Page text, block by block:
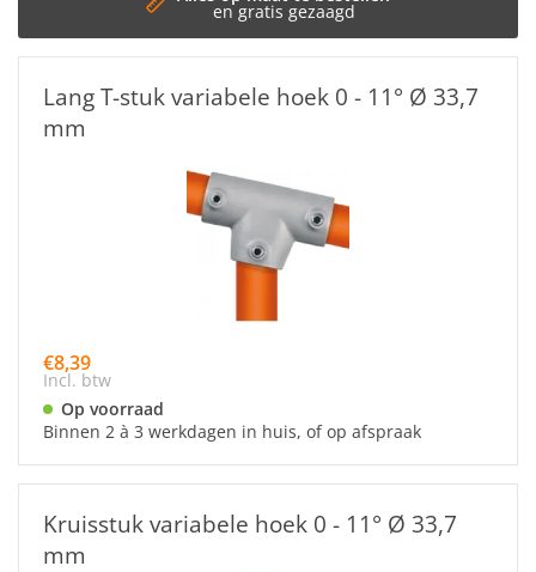
Lang T-stuk variabele hoek 0 - 11° Ø 33,7
mm
€8,39
Incl. btw
Op voorraad
Binnen 2 à 3 werkdagen in huis, of op afspraak
Kruisstuk variabele hoek 0 - 11° Ø 33,7
mm